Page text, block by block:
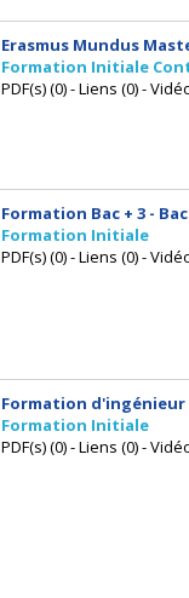
Erasmus Mundus
Formation Initiale
PDF(s) (0) - Liens (0) -
Formation Bac + 3 -
Formation Initiale
PDF(s) (0) - Liens (0) -
Formation d'ingénieur
Formation Initiale
PDF(s) (0) - Liens (0) -